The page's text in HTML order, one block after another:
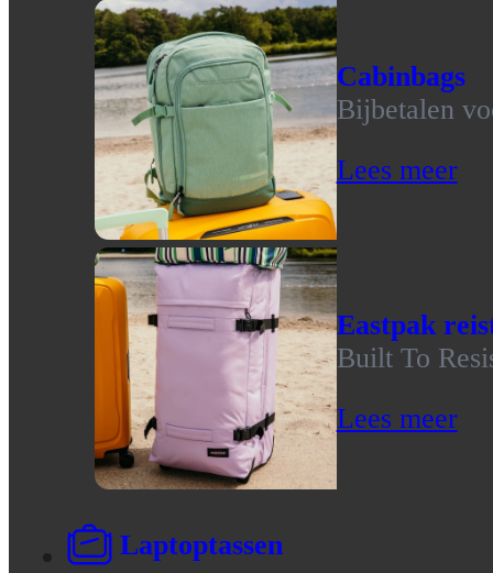
Cabinbags
Bijbetalen
Lees meer
Eastpak
Built To
Lees meer
Laptoptassen